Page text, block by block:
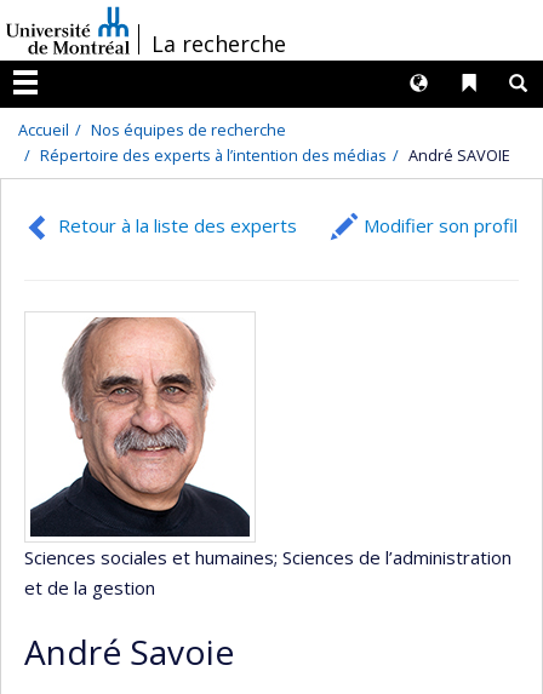
au
contenu
/La recherche
Menu
Liens
Langues
Accueil
Nos équipes de recherche
Répertoire des experts à l’intention des médias
André SAVOIE
Retour à la liste des experts Modifier son profil
Sciences sociales et humaines; Sciences de l’administration
et de la gestion
André Savoie